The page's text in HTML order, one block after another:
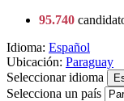
95.740
Idioma: Español
Ubicación: Paraguay
Seleccionar idioma
Selecciona un país